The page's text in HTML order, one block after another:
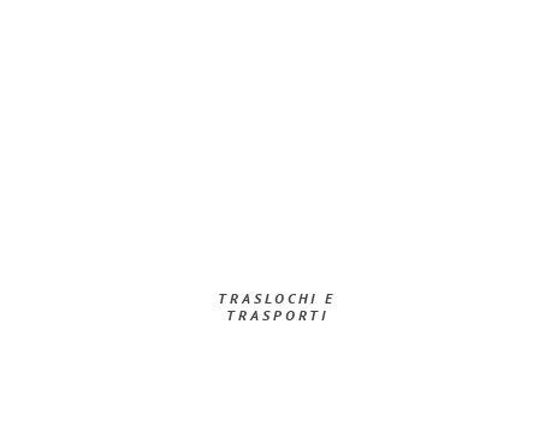
TRASLOCHI E
TRASPORTI​